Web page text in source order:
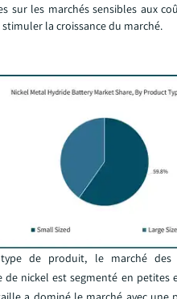
sur les marchés sensibles aux
la croissance du marché.
de produit, le marché des
de nickel est segmenté en petites